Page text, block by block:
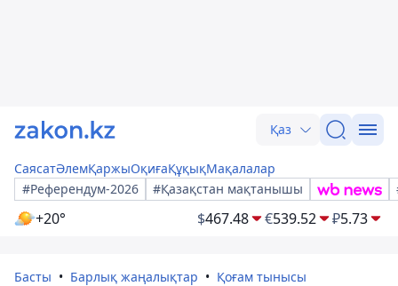
Қаз
СаясатӘлемҚаржыОқиғаҚұқықМақалалар
#Референдум-2026
#Қазақстан мақтанышы
+20° $467.48 €539.52 ₽5.73
Басты Барлық жаңалықтар Қоғам тынысы